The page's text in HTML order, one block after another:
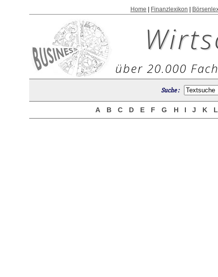
Home Finanzlexikon
über 20.000
Suche :
A B C D E F G H I J K